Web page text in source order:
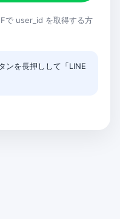
で user_id を取得する方
ンを長押しして「LINE